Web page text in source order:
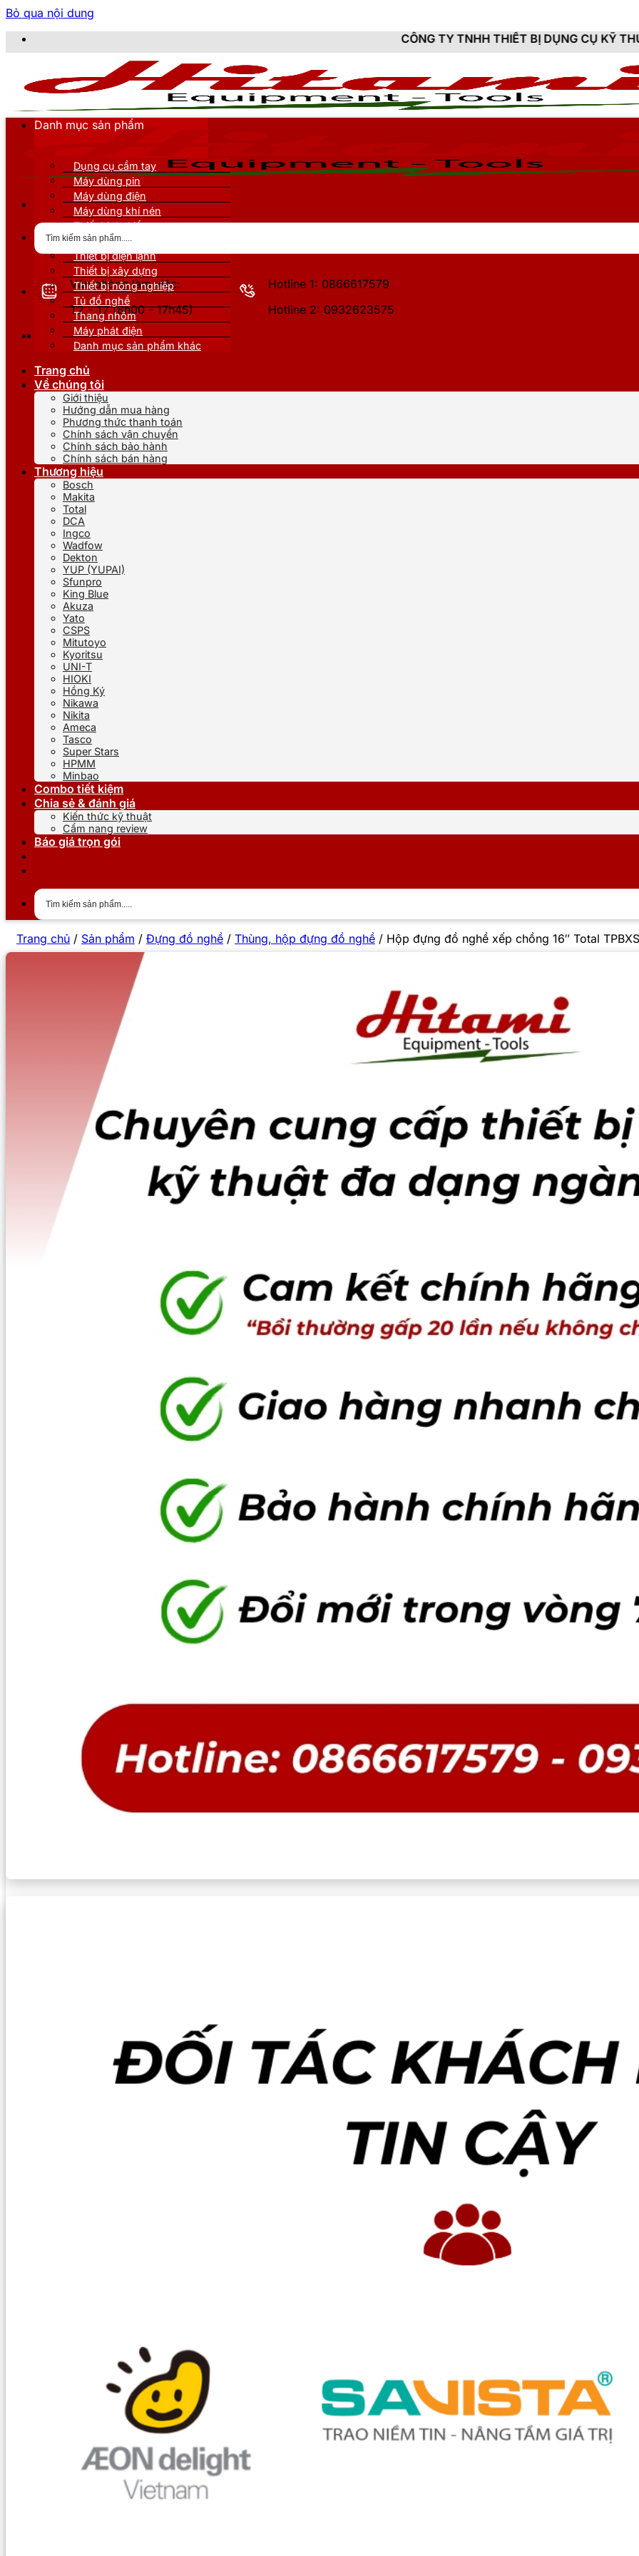
Bỏ qua nội dung
CÔNG TY TNHH THIẾT BỊ DỤNG CỤ KỸ THUẬT HITAMI -
Văn phòng làm việc:
T2 - T7 (8h00 - 17h45)
Hotline 1: 0866617579
Hotline 2: 0932623575
Danh mục sản phẩm
Dụng cụ cầm tay
Máy dùng pin
Máy dùng điện
Máy dùng khí nén
Thiết bị đo kiểm
Thiết bị nâng đỡ
Thiết bị điện lạnh
Thiết bị xây dựng
Thiết bị nông nghiệp
Tủ đồ nghề
Thang nhôm
Máy phát điện
Danh mục sản phẩm khác
Trang chủ
Về chúng tôi
Giới thiệu
Hướng dẫn mua hàng
Phương thức thanh toán
Chính sách vận chuyển
Chính sách bảo hành
Chính sách bán hàng
Thương hiệu
Bosch
Makita
Total
DCA
Ingco
Wadfow
Dekton
YUP (YUPAI)
Sfunpro
King Blue
Akuza
Yato
CSPS
Mitutoyo
Kyoritsu
UNI-T
HIOKI
Hồng Ký
Nikawa
Nikita
Ameca
Tasco
Super Stars
HPMM
Minbao
Combo tiết kiệm
Chia sẻ & đánh giá
Kiến thức kỹ thuật
Cẩm nang review
Báo giá trọn gói
Trang chủ / Sản phẩm / Đựng đồ nghề / Thùng, hộp đựng đồ nghề / Hộp đựng đồ nghề xếp chồng 16″ Total